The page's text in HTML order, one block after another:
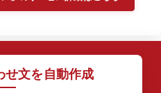
せ文を自動作成